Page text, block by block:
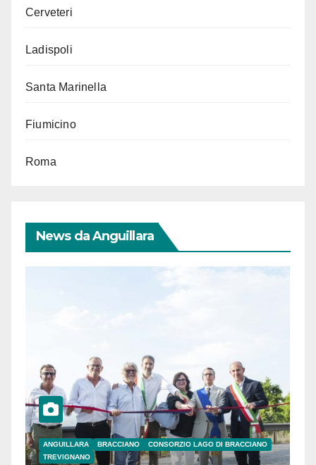
Cerveteri
Ladispoli
Santa Marinella
Fiumicino
Roma
News da Anguillara
ANGUILLARA BRACCIANO
CONSORZIO LAGO DI BRACCIANO
TREVIGNANO